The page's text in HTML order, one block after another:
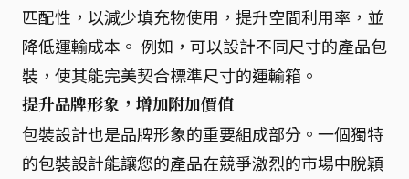
匹配性，以減少填充物使用，提升空間利用率，並
降低運輸成本。 例如，可以設計不同尺寸的產品包
裝，使其能完美契合標準尺寸的運輸箱。
提升品牌形象，增加附加價值
包裝設計也是品牌形象的重要組成部分。一個獨特
的包裝設計能讓您的產品在競爭激烈的市場中脫穎